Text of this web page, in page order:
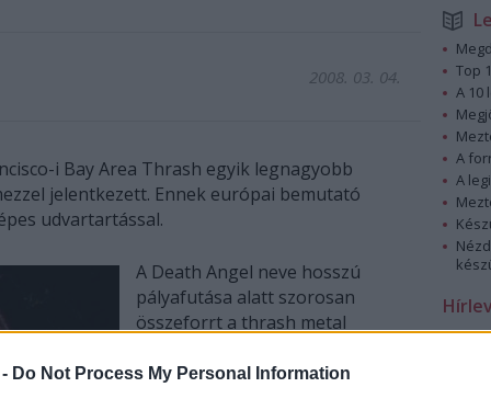
Do Not Process My Personal Information
2008. 03. 04.
i Bay Area Thrash egyik legnagyobb
jelentkezett. Ennek európai bemutató
udvartartással.
A Death Angel neve hosszú
pályafutása alatt szorosan
összeforrt a thrash metal
1982-es alakulása óta
Top
A 10
A
A